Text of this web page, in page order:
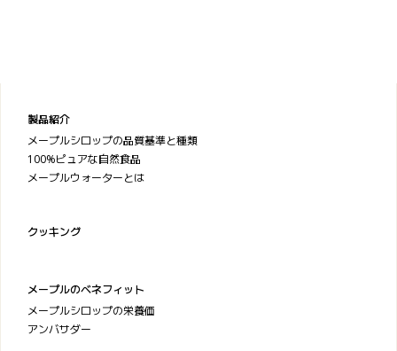
製品紹介
メープルシロップの品質基準と種類
100%ピュアな自然食品
メープルウォーターとは
クッキング
メープルのベネフィット
メープルシロップの栄養価
アンバサダー